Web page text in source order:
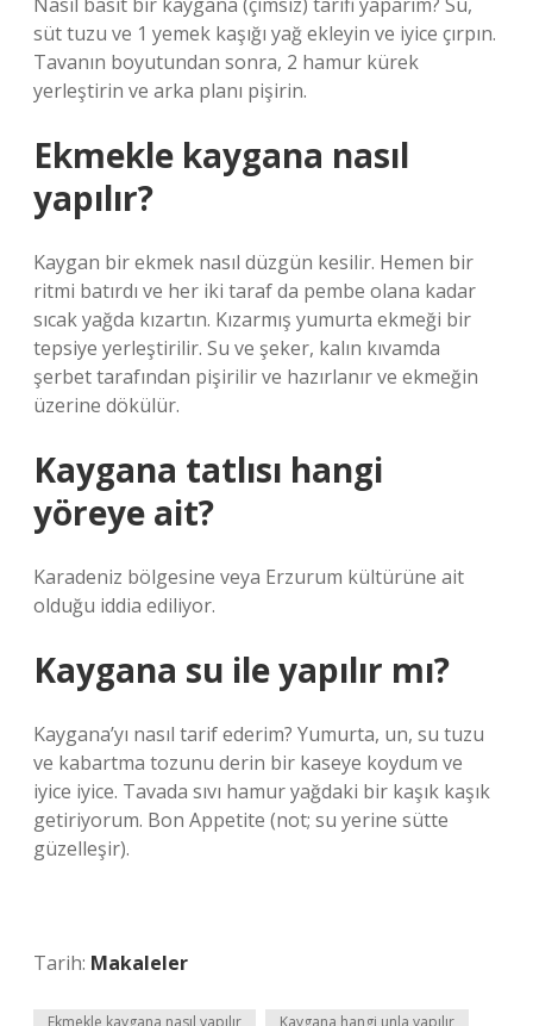
süt tuzu ve 1 yemek kaşığı yağ ekleyin ve iyice çırpın.
Tavanın boyutundan sonra, 2 hamur kürek
yerleştirin ve arka planı pişirin.
Ekmekle kaygana nasıl
yapılır?
Kaygan bir ekmek nasıl düzgün kesilir. Hemen bir
ritmi batırdı ve her iki taraf da pembe olana kadar
sıcak yağda kızartın. Kızarmış yumurta ekmeği bir
tepsiye yerleştirilir. Su ve şeker, kalın kıvamda
şerbet tarafından pişirilir ve hazırlanır ve ekmeğin
üzerine dökülür.
Kaygana tatlısı hangi
yöreye ait?
Karadeniz bölgesine veya Erzurum kültürüne ait
olduğu iddia ediliyor.
Kaygana su ile yapılır mı?
Kaygana’yı nasıl tarif ederim? Yumurta, un, su tuzu
ve kabartma tozunu derin bir kaseye koydum ve
iyice iyice. Tavada sıvı hamur yağdaki bir kaşık kaşık
getiriyorum. Bon Appetite (not; su yerine sütte
güzelleşir).
Tarih: Makaleler
Ekmekle kaygana nasıl yapılır Kaygana hangi unla yapılır